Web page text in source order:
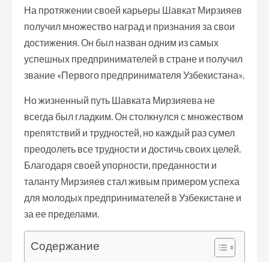
На протяжении своей карьеры Шавкат Мирзияев
получил множество наград и признания за свои
достижения. Он был назван одним из самых
успешных предпринимателей в стране и получил
звание «Первого предпринимателя Узбекистана».
Но жизненный путь Шавката Мирзияева не
всегда был гладким. Он столкнулся с множеством
препятствий и трудностей, но каждый раз сумел
преодолеть все трудности и достичь своих целей.
Благодаря своей упорности, преданности и
таланту Мирзияев стал живым примером успеха
для молодых предпринимателей в Узбекистане и
за ее пределами.
Содержание